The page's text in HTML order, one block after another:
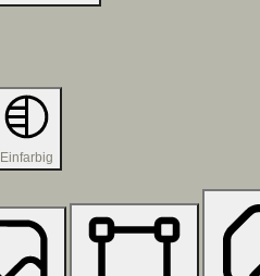
Einfarbig